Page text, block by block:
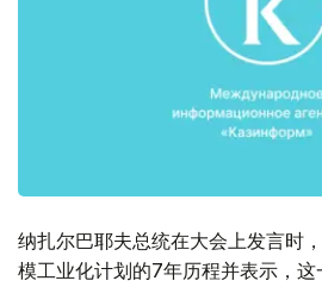
纳扎尔巴耶夫总统在大会上发言时
模工业化计划的7年历程并表示，